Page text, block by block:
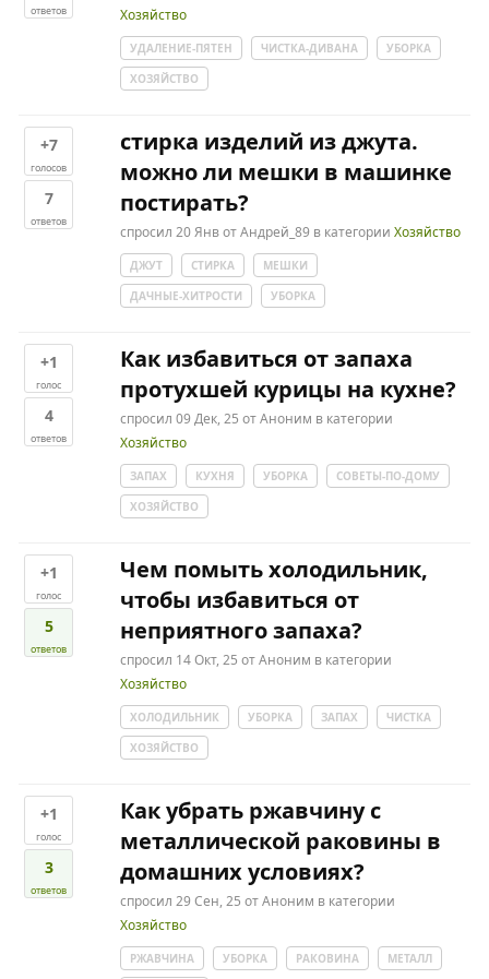
ответов
Хозяйство
УДАЛЕНИЕ-ПЯТЕН ЧИСТКА-ДИВАНА
УБОРКА
ХОЗЯЙСТВО
+7
голосов
7
ответов
стирка изделий из джута.
можно ли мешки в машинке
постирать?
спросил 20 ЯнвотАндрей_89 в категорииХозяйство
ДЖУТ СТИРКА
МЕШКИ
ДАЧНЫЕ-ХИТРОСТИ
УБОРКА
+1
голос
4
ответов
Как избавиться от запаха
протухшей курицы на кухне?
спросил 09 Дек, 25 отАноним в категории
Хозяйство
ЗАПАХ КУХНЯ УБОРКА
СОВЕТЫ-ПО-ДОМУ
ХОЗЯЙСТВО
+1
голос
5
ответов
Чем помыть холодильник,
чтобы избавиться от
неприятного запаха?
спросил 14 Окт, 25 отАноним в категории
Хозяйство
ХОЛОДИЛЬНИК УБОРКА ЗАПАХ
ЧИСТКА
ХОЗЯЙСТВО
+1
голос
3
ответов
Как убрать ржавчину с
металлической раковины в
домашних условиях?
спросил 29 Сен, 25 отАноним в категории
Хозяйство
РЖАВЧИНА УБОРКА РАКОВИНА
МЕТАЛЛ